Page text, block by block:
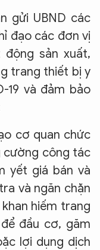
gửi UBND các
đạo các đơn vị
sản xuất,
trang thiết bị y
19 và đảm bảo
cơ quan chức
cường công tác
yết giá bán và
và ngăn chặn
hiếm trang
đầu cơ, găm
lợi dụng dịch